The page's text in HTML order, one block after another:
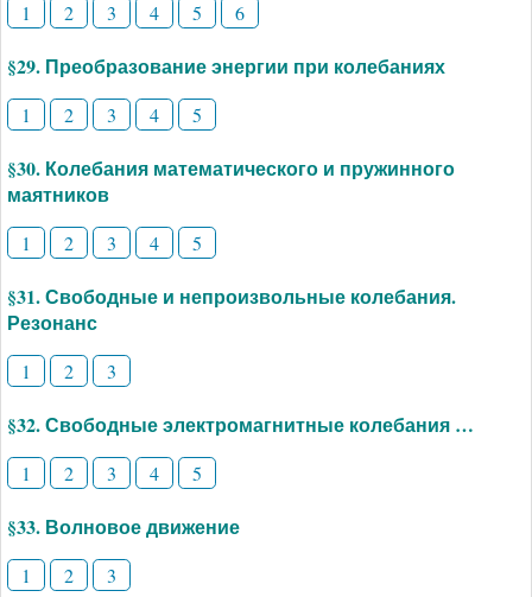
1 2 3 4 5 6
§29. Преобразование энергии при колебаниях
1 2 3 4 5
§30. Колебания математического и пружинного
маятников
1 2 3 4 5
§31. Свободные и непроизвольные колебания.
Резонанс
1 2 3
§32. Свободные электромагнитные колебания …
1 2 3 4 5
§33. Волновое движение
1 2 3